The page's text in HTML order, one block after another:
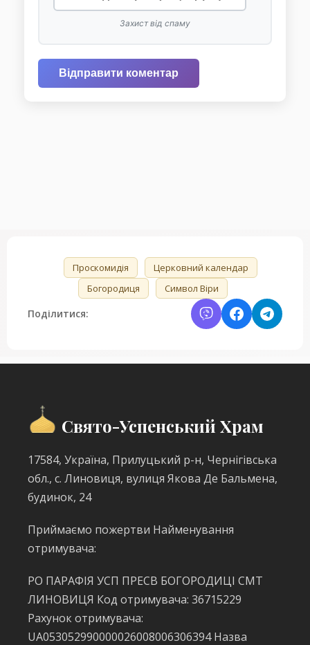
Захист від спаму
Відправити коментар
Проскомидія
Церковний календар
Богородиця
Символ Віри
Поділитися:
Свято-Успенський Храм
17584, Україна, Прилуцький р-н, Чернігівська
обл., с. Линовиця, вулиця Якова Де Бальмена,
будинок, 24
Приймаємо пожертви Найменування
отримувача:
РО ПАРАФІЯ УСП ПРЕСВ БОГОРОДИЦІ СМТ
ЛИНОВИЦЯ Код отримувача: 36715229
Рахунок отримувача:
UA053052990000026008006306394 Назва